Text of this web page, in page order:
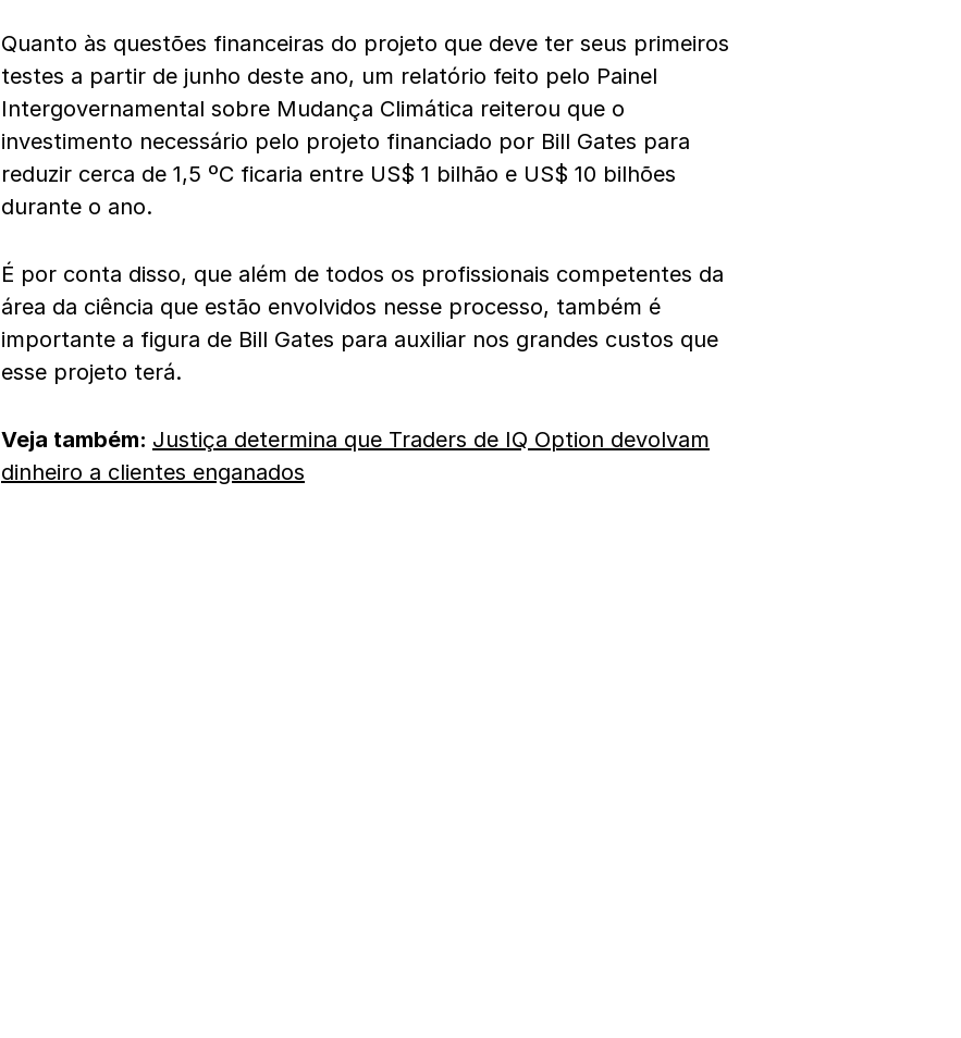
Quanto às questões financeiras do projeto que deve ter seus primeiros
testes a partir de junho deste ano, um relatório feito pelo Painel
Intergovernamental sobre Mudança Climática reiterou que o
investimento necessário pelo projeto financiado por Bill Gates para
reduzir cerca de 1,5 ºC ficaria entre US$ 1 bilhão e US$ 10 bilhões
durante o ano.
É por conta disso, que além de todos os profissionais competentes da
área da ciência que estão envolvidos nesse processo, também é
importante a figura de Bill Gates para auxiliar nos grandes custos que
esse projeto terá.
Veja também: Justiça determina que Traders de IQ Option devolvam
dinheiro a clientes enganados